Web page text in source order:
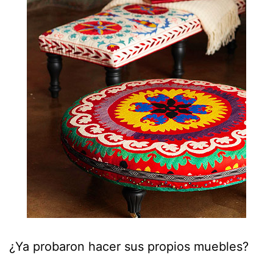
¿Ya probaron hacer sus propios muebles?